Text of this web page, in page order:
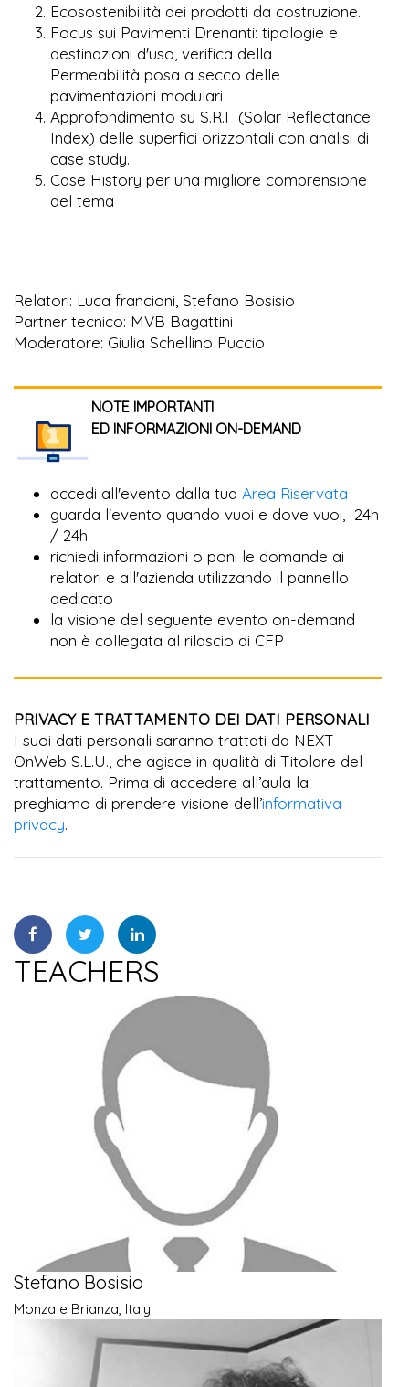
Ecosostenibilità dei prodotti da costruzione.
Focus sui Pavimenti Drenanti: tipologie e
destinazioni d'uso, verifica della
Permeabilità posa a secco delle
pavimentazioni modulari
Approfondimento su S.R.I (Solar Reflectance
Index) delle superfici orizzontali con analisi di
case study.
Case History per una migliore comprensione
del tema
Relatori: Luca francioni, Stefano Bosisio
Partner tecnico: MVB Bagattini
Moderatore: Giulia Schellino Puccio
NOTE IMPORTANTI
ED INFORMAZIONI ON-DEMAND
accedi all'evento dalla tua Area Riservata
guarda l'evento quando vuoi e dove vuoi, 24h
/ 24h
richiedi informazioni o poni le domande ai
relatori e all'azienda utilizzando il pannello
dedicato
la visione del seguente evento on-demand
non è collegata al rilascio di CFP
PRIVACY E TRATTAMENTO DEI DATI PERSONALI
I suoi dati personali saranno trattati da NEXT
OnWeb S.L.U., che agisce in qualità di Titolare del
trattamento. Prima di accedere all’aula la
preghiamo di prendere visione dell’informativa
privacy.
TEACHERS
Stefano Bosisio
Monza e Brianza, Italy